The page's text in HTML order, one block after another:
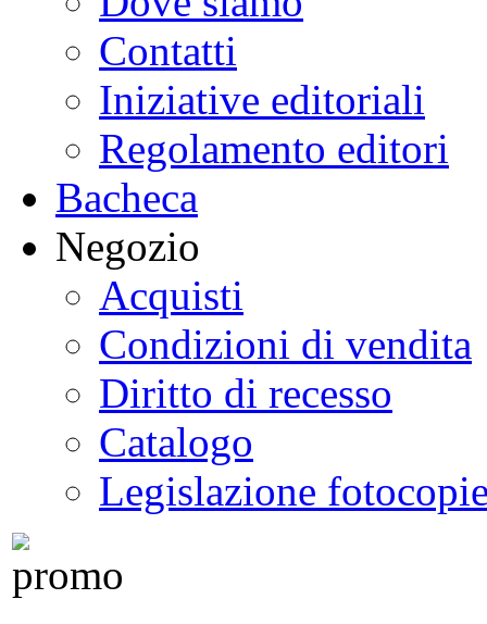
Contatti
Iniziative editoriali
Regolamento editori
Bacheca
Negozio
Acquisti
Condizioni di vendita
Diritto di recesso
Catalogo
Legislazione